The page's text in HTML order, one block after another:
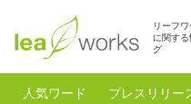
リーフ
に関す
グ
人気ワード プレスリリー